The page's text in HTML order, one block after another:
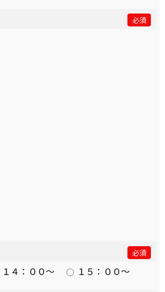
必須
必須
１４：００～ １５：００～